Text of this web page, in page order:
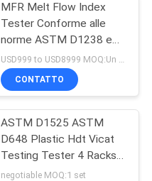
MFR Melt Flow Index
Tester Conforme alle
norme ASTM D1238 e
ISO 1133, attrezzature
per la prova delle materie
plastiche
USD999 to USD8999 MOQ:Un set
CONTATTO
ASTM D1525 ASTM
D648 Plastic Hdt Vicat
Testing Tester 4 Racks
di campionamento
negotiable MOQ:1 set